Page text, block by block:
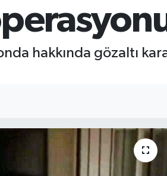
hakkında gözaltı